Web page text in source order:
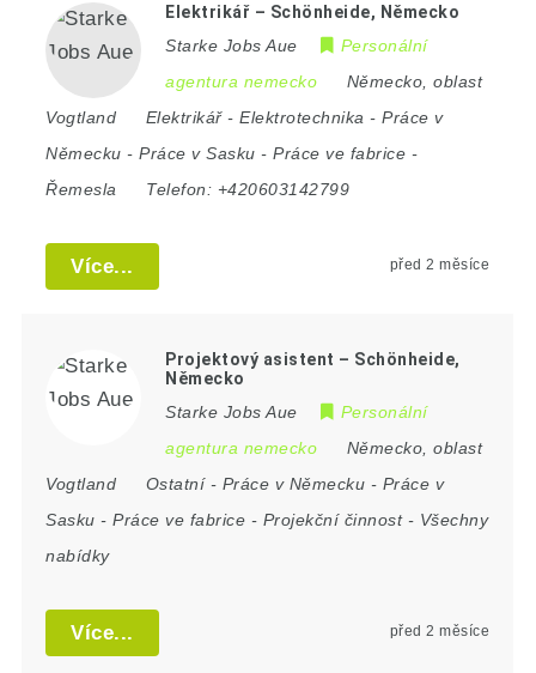
Elektrikář – Schönheide, Německo
Starke Jobs Aue
Personální
agentura nemecko
Německo ,oblast
Vogtland
Elektrikář-Elektrotechnika -Práce v
Německu -Práce v Sasku -Práce ve fabrice -
Řemesla
Telefon: +420603142799
Více... před 2 měsíce
Projektový asistent – Schönheide,
Německo
Starke Jobs Aue
Personální
agentura nemecko
Německo ,oblast
Vogtland
Ostatní- Práce v Německu - Práce v
Sasku -Práce ve fabrice - Projekční činnost- Všechny
nabídky
Více... před 2 měsíce